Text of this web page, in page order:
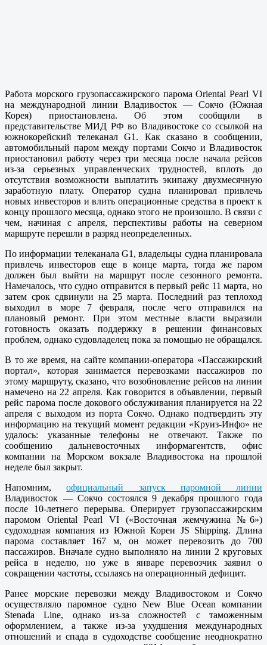
Работа морского грузопассажирского парома Oriental Pearl VI
на международной линии Владивосток — Сокчо (Южная
Корея) приостановлена. Об этом сообщили в
представительстве МИД РФ во Владивостоке со ссылкой на
южнокорейский телеканал G1. Как сказано в сообщении,
автомобильный паром между портами Сокчо и Владивосток
приостановил работу через три месяца после начала рейсов
из-за серьезных управленческих трудностей, вплоть до
отсутствия возможности выплатить экипажу двухмесячную
заработную плату. Оператор судна планировал привлечь
новых инвесторов и влить операционные средства в проект к
концу прошлого месяца, однако этого не произошло. В связи с
чем, начиная с апреля, перспективы работы на северном
маршруте перешли в разряд неопределенных.
По информации телеканала G1, владельцы судна планировала
привлечь инвесторов еще в конце марта, тогда же паром
должен был выйти на маршрут после сезонного ремонта.
Намечалось, что судно отправится в первый рейс 11 марта, но
затем срок сдвинули на 25 марта. Последний раз теплоход
выходил в море 7 февраля, после чего отправился на
плановый ремонт. При этом местные власти выразили
готовность оказать поддержку в решении финансовых
проблем, однако судовладелец пока за помощью не обращался.
В то же время, на сайте компании-оператора «Пассажирский
портал», которая занимается перевозками пассажиров по
этому маршруту, сказано, что возобновление рейсов на линии
намечено на 22 апреля. Как говорится в объявлении, первый
рейс парома после докового обслуживания планируется на 22
апреля с выходом из порта Сокчо. Однако подтвердить эту
информацию на текущий момент редакции «Круиз-Инфо» не
удалось: указанные телефоны не отвечают. Также по
сообщению дальневосточных информагентств, офис
компании на Морском вокзале Владивостока на прошлой
неделе был закрыт.
Напомним,официальный запуск паромной линии
Владивосток — Сокчо состоялся 9 декабря прошлого года
после 10-летнего перерыва. Оперирует грузопассажирским
паромом Oriental Pearl VI («Восточная жемчужина №6»)
судоходная компания из Южной Кореи JS Shipping. Длина
парома составляет 167 м, он может перевозить до 700
пассажиров. Вначале судно выполняло на линии 2 круговых
рейса в неделю, но уже в январе перевозчик заявил о
сокращении частоты, ссылаясь на операционный дефицит.
Ранее морские перевозки между Владивостоком и Сокчо
осуществляло паромное судно New Blue Ocean компании
Stenada Line, однако из-за сложностей с таможенным
оформлением, а также из-за ухудшения международных
отношений и спада в судоходстве сообщение неоднократно